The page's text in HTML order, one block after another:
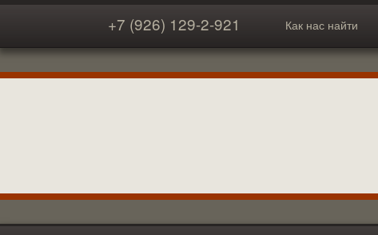
+7 (926) 129-2-921 Как нас найти